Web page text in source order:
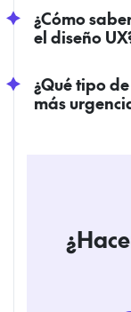
¿Cómo
el diseño
¿Qué tipo
más